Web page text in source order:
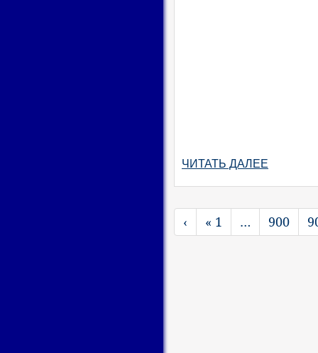
ЧИТАТЬ ДАЛЕЕ
‹ « 1 … 900